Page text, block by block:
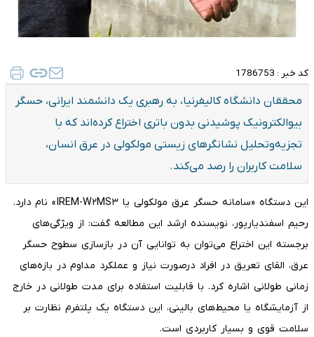
کد خبر : 1786753
محققان دانشگاه کالیفرنیا، به رهبری یک دانشمند ایرانی، حسگر
بیوالکترونیک پوشیدنی بدون باتری اختراع کرده‌اند که با
تجزیه‌وتحلیل نشانگرهای زیستی مولکولی در عرق انسان،
سلامت کاربران را رصد می‌کند.
این دستگاه «سامانه حسگر عرق مولکولی یا IREM-W۲MS۳» نام دارد.
رحیم اسفندیارپور، نویسنده ارشد این مطالعه گفت: از ویژگی‌های
برجسته این اختراع می‌توان به توانایی آن در بازسازی سطوح حسگر
عرق، القای تعریق در افراد درصورت نیاز و عملکرد مداوم در بازه‌های
زمانی طولانی اشاره کرد. با قابلیت استفاده برای مدت طولانی در خارج
از آزمایشگاه یا محیط‌های بالینی، این دستگاه یک پلتفرم نظارت بر
سلامت قوی و بسیار کاربردی است.